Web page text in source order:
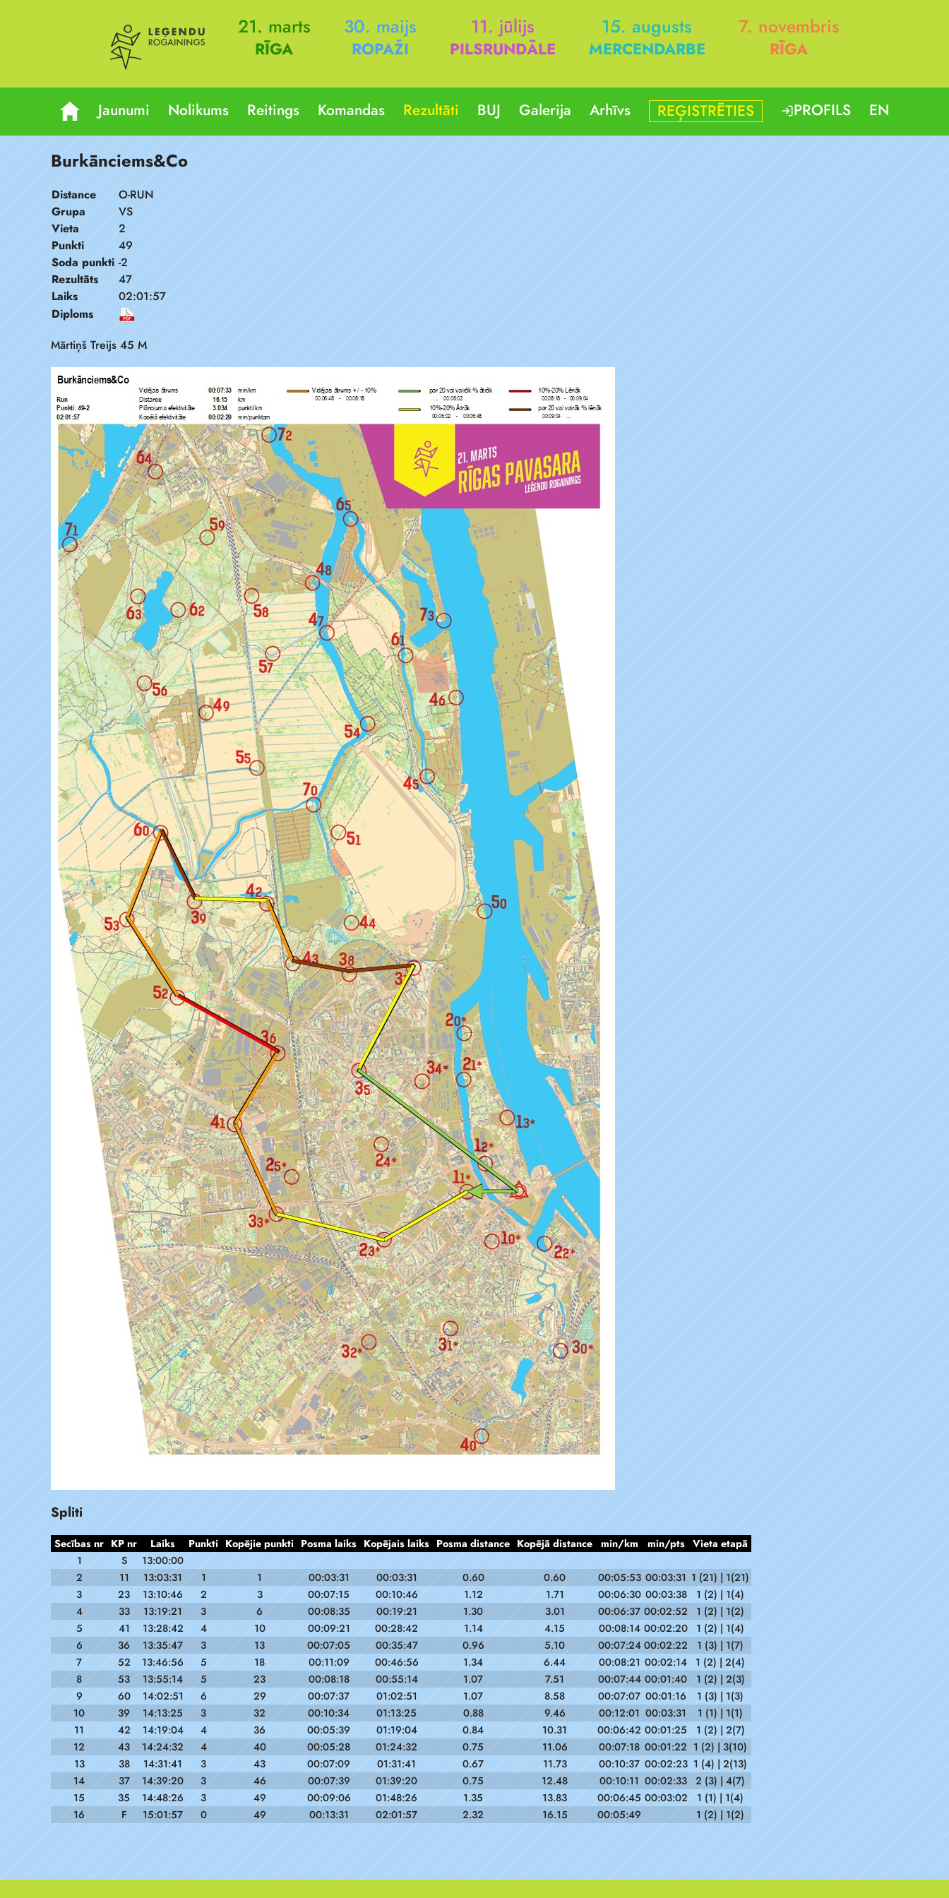
21. marts
RĪGA
30. maijs
ROPAŽI
11. jūlijs
PILSRUNDĀLE
15. augusts
MERCENDARBE
7. novembris
RĪGA
Jaunumi Nolikums Reitings Komandas Rezultāti BUJ Galerija Arhīvs REĢISTRĒTIES PROFILS EN
Burkānciems&Co
Distance
O-RUN
Grupa
VS
Vieta
2
Punkti
49
Soda punkti -2
Rezultāts
47
Laiks
02:01:57
Diploms
Mārtiņš Treijs 45 M
Spliti
Secības nr KP nr Laiks Punkti Kopējie punkti Posma laiks Kopējais laiks Posma distance Kopējā distance min/km min/pts Vieta etapā
1
S
13:00:00
2
11 13:03:31 1 1 00:03:31 00:03:31 0.60 0.60 00:05:53 00:03:31 1 (21) | 1(21)
3
23 13:10:46 2 3 00:07:15 00:10:46 1.12 1.71 00:06:30 00:03:38
1 (2) | 1(4)
4
33 13:19:21 3 6 00:08:35 00:19:21 1.30 3.01 00:06:37 00:02:52
1 (2) | 1(2)
5
41 13:28:42 4 10 00:09:21 00:28:42 1.14 4.15 00:08:14 00:02:20
1 (2) | 1(4)
6
36 13:35:47 3 13 00:07:05 00:35:47 0.96 5.10 00:07:24 00:02:22
1 (3) | 1(7)
7
52 13:46:56 5 18 00:11:09 00:46:56 1.34 6.44 00:08:21 00:02:14
1 (2) | 2(4)
8
53 13:55:14 5 23 00:08:18 00:55:14 1.07 7.51 00:07:44 00:01:40
1 (2) | 2(3)
9
60 14:02:51 6 29 00:07:37 01:02:51 1.07 8.58 00:07:07 00:01:16
1 (3) | 1(3)
10
39 14:13:25 3 32 00:10:34 01:13:25 0.88 9.46 00:12:01 00:03:31
1 (1) | 1(1)
11
42 14:19:04 4 36 00:05:39 01:19:04 0.84 10.31 00:06:42 00:01:25
1 (2) | 2(7)
12
43 14:24:32 4 40 00:05:28 01:24:32 0.75 11.06 00:07:18 00:01:22 1 (2) | 3(10)
13
38 14:31:41 3 43 00:07:09 01:31:41 0.67 11.73 00:10:37 00:02:23 1 (4) | 2(13)
14
37 14:39:20 3 46 00:07:39 01:39:20 0.75 12.48 00:10:11 00:02:33 2 (3) | 4(7)
15
35 14:48:26 3 49 00:09:06 01:48:26 1.35 13.83 00:06:45 00:03:02
1 (1) | 1(4)
16
F 15:01:57 0 49 00:13:31 02:01:57 2.32 16.15 00:05:49 1 (2) | 1(2)